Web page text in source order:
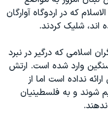
که در اردوگاه آوارگان
اند، شليک کردند.
اسلامی که درگير در نبرد
وارد شده است. ارتش
نداده است اما از
شوند و به فلسطينيان